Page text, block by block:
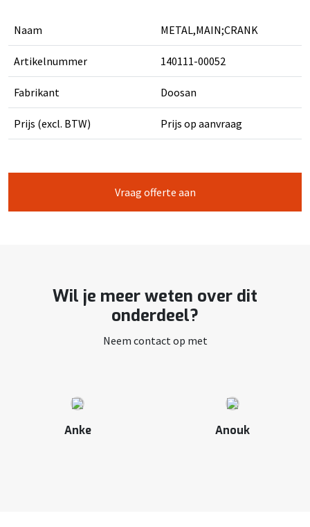
Naam METAL,MAIN;CRANK
Artikelnummer 140111-00052
Fabrikant Doosan
Prijs (excl. BTW) Prijs op aanvraag
Vraag offerte aan
Wil je meer weten over dit
onderdeel?
Neem contact op met
Anke Anouk